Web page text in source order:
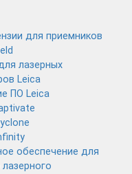
для приемников
лазерных
Leica
ПО Leica
обеспечение для